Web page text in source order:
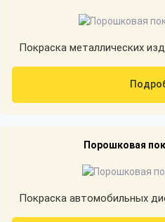
Покраска металлических
Порошковая
Покраска автомобильных